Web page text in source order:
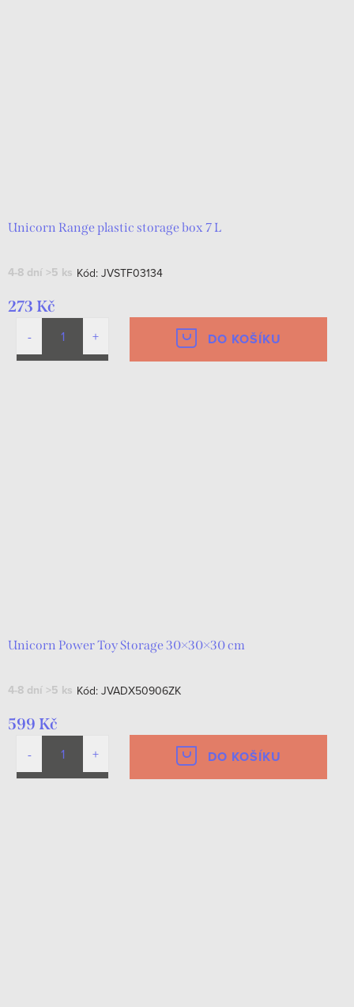
Unicorn Range plastic storage box 7 L
4-8 dní >5 ks Kód: JVSTF03134
273 Kč
DO KOŠÍKU
Unicorn Power Toy Storage 30×30×30 cm
4-8 dní >5 ks Kód: JVADX50906ZK
599 Kč
DO KOŠÍKU